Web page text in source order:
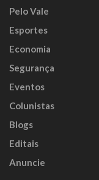
Pelo Vale
Esportes
Economia
Segurança
Eventos
Colunistas
Blogs
Editais
Anuncie